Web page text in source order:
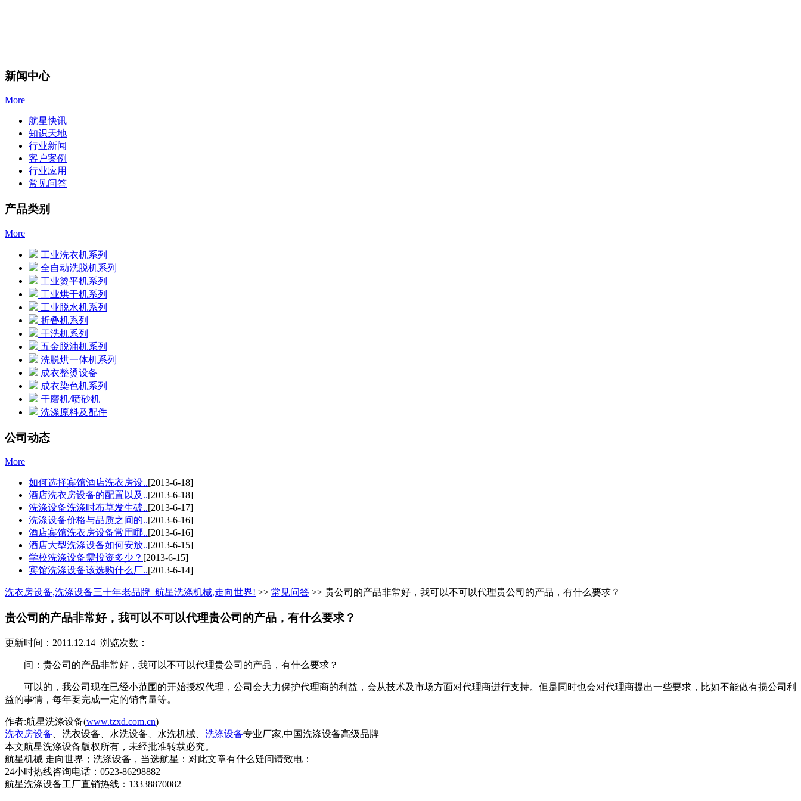
新闻中心
More
航星快讯
知识天地
行业新闻
客户案例
行业应用
常见问答
产品类别
More
工业洗衣机系列
全自动洗脱机系列
工业烫平机系列
工业烘干机系列
工业脱水机系列
折叠机系列
干洗机系列
五金脱油机系列
洗脱烘一体机系列
成衣整烫设备
成衣染色机系列
干磨机/喷砂机
洗涤原料及配件
公司动态
More
如何选择宾馆酒店洗衣房设..[2013-6-18]
酒店洗衣房设备的配置以及..[2013-6-18]
洗涤设备洗涤时布草发生破..[2013-6-17]
洗涤设备价格与品质之间的..[2013-6-16]
酒店宾馆洗衣房设备常用哪..[2013-6-16]
酒店大型洗涤设备如何安放..[2013-6-15]
学校洗涤设备需投资多少？ [2013-6-15]
宾馆洗涤设备该选购什么厂..[2013-6-14]
洗衣房设备,洗涤设备三十年老品牌_航星洗涤机械,走向世界! >> 常见问答 >> 贵公司的产品非常好，我可以不可以代理贵公司的产品，有什么要求？
贵公司的产品非常好，我可以不可以代理贵公司的产品，有什么要求？
更新时间：2011.12.14 浏览次数：
问：贵公司的产品非常好，我可以不可以代理贵公司的产品，有什么要求？
可以的，我公司现在已经小范围的开始授权代理，公司会大力保护代理商的利益，会从技术及市场方面对代理商进行支持。但是同时也会对代理商提出一些要求，比如不能做有损公司利
益的事情，每年要完成一定的销售量等。
作者:航星洗涤设备(www.tzxd.com.cn)
洗衣房设备 、洗衣设备、水洗设备、水洗机械、 洗涤设备专业厂家,中国洗涤设备高级品牌
本文航星洗涤设备版权所有，未经批准转载必究。
航星机械 走向世界；洗涤设备，当选航星：对此文章有什么疑问请致电：
24小时热线咨询电话：0523-86298882
航星洗涤设备工厂直销热线：13338870082